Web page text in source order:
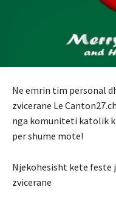
Ne emrin tim personal
zvicerane Le
nga komuniteti katolik
per shume mote!
Njekohesisht kete feste
zvicerane